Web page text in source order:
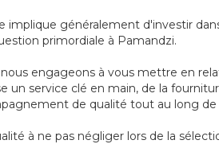
implique généralement d'investir
primordiale à Pamandzi.
engageons à vous mettre en
un service clé en main, de la
de qualité tout au long
à ne pas négliger lors de la